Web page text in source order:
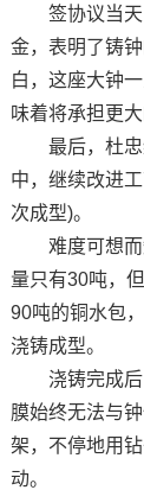
签协议当天
金，表明了铸
白，这座大钟
味着将承担更大
最后，杜忠
中，继续改进
次成型)。
难度可想而
量只有30吨，
90吨的铜水包
浇铸成型。
浇铸完成后
膜始终无法与
架，不停地用
动。